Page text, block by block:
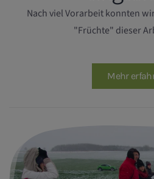
Nach viel Vorarbeit konnten
"Früchte" dieser
Mehr